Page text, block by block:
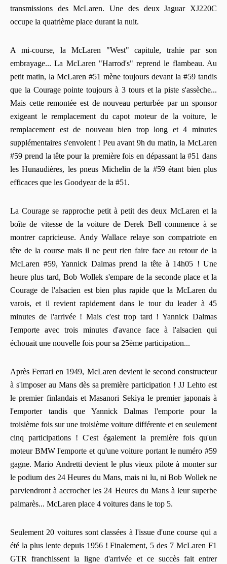
transmissions des McLaren. Une des deux Jaguar XJ220C
occupe la quatrième place durant la nuit.
A mi-course, la McLaren "West" capitule, trahie par son
embrayage... La McLaren "Harrod's" reprend le flambeau. Au
petit matin, la McLaren #51 mène toujours devant la #59 tandis
que la Courage pointe toujours à 3 tours et la piste s'assèche...
Mais cette remontée est de nouveau perturbée par un sponsor
exigeant le remplacement du capot moteur de la voiture, le
remplacement est de nouveau bien trop long et 4 minutes
supplémentaires s'envolent ! Peu avant 9h du matin, la McLaren
#59 prend la tête pour la première fois en dépassant la #51 dans
les Hunaudières, les pneus Michelin de la #59 étant bien plus
efficaces que les Goodyear de la #51.
La Courage se rapproche petit à petit des deux McLaren et la
boîte de vitesse de la voiture de Derek Bell commence à se
montrer capricieuse. Andy Wallace relaye son compatriote en
tête de la course mais il ne peut rien faire face au retour de la
McLaren #59, Yannick Dalmas prend la tête à 14h05 ! Une
heure plus tard, Bob Wollek s'empare de la seconde place et la
Courage de l'alsacien est bien plus rapide que la McLaren du
varois, et il revient rapidement dans le tour du leader à 45
minutes de l'arrivée ! Mais c'est trop tard ! Yannick Dalmas
l'emporte avec trois minutes d'avance face à l'alsacien qui
échouait une nouvelle fois pour sa 25ème participation...
Après Ferrari en 1949, McLaren devient le second constructeur
à s'imposer au Mans dès sa première participation ! JJ Lehto est
le premier finlandais et Masanori Sekiya le premier japonais à
l'emporter tandis que Yannick Dalmas l'emporte pour la
troisième fois sur une troisième voiture différente et en seulement
cinq participations ! C'est également la première fois qu'un
moteur BMW l'emporte et qu'une voiture portant le numéro #59
gagne. Mario Andretti devient le plus vieux pilote à monter sur
le podium des 24 Heures du Mans, mais ni lu, ni Bob Wollek ne
parviendront à accrocher les 24 Heures du Mans à leur superbe
palmarès... McLaren place 4 voitures dans le top 5.
Seulement 20 voitures sont classées à l'issue d'une course qui a
été la plus lente depuis 1956 ! Finalement, 5 des 7 McLaren F1
GTR franchissent la ligne d'arrivée et ce succès fait entrer